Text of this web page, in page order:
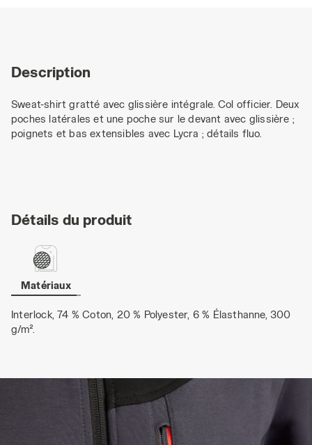
Description
Sweat-shirt gratté avec glissière intégrale. Col officier. Deux
poches latérales et une poche sur le devant avec glissière ;
poignets et bas extensibles avec Lycra ; détails fluo.
Détails du produit
Matériaux
Interlock, 74 % Coton, 20 % Polyester, 6 % Élasthanne, 300
g/m².